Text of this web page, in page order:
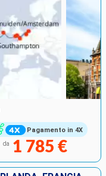
Pagamento in 4X
da 1 785 €